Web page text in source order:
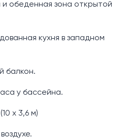
и обеденная зона открытой
кухня в западном
балкон.
у бассейна.
х 3,6 м)